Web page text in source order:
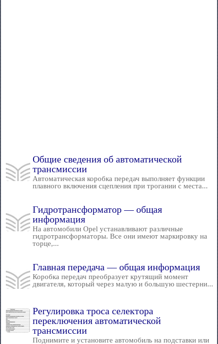
Общие сведения об автоматической
трансмиссии
Автоматическая коробка передач выполняет функции
плавного включения сцепления при трогании с места...
Гидротрансформатор — общая
информация
На автомобили Opel устанавливают различные
гидротрансформаторы. Все они имеют маркировку на
торце,...
Главная передача — общая информация
Коробка передач преобразует крутящий момент
двигателя, который через малую и большую шестерни...
Регулировка троса селектора
переключения автоматической
трансмиссии
Поднимите и установите автомобиль на подставки или